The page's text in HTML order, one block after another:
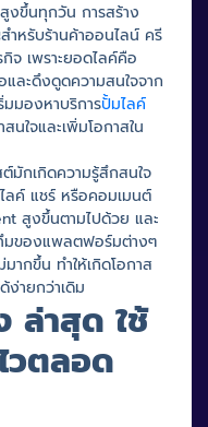
งขึ้นทุกวัน การสร้าง
ำหรับร้านค้าออนไลน์ ครี
จ เพราะยอดไลค์คือ
ละดึงดูดความสนใจจาก
มมองหาบริการปั้มไลค์
นใจและเพิ่มโอกาสใน
มักเกิดความรู้สึกสนใจ
ลค์ แชร์ หรือคอมเมนต์
สูงขึ้นตามไปด้วย และ
มของแพลตฟอร์มต่างๆ
ากขึ้น ทำให้เกิดโอกาส
ง่ายกว่าเดิม
ล่าสุด ใช้
วตลอด